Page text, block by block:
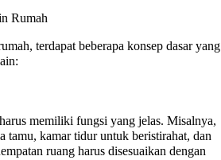
Rumah
terdapat beberapa konsep dasar yang
memiliki fungsi yang jelas. Misalnya,
tamu, kamar tidur untuk beristirahat, dan
ruang harus disesuaikan dengan